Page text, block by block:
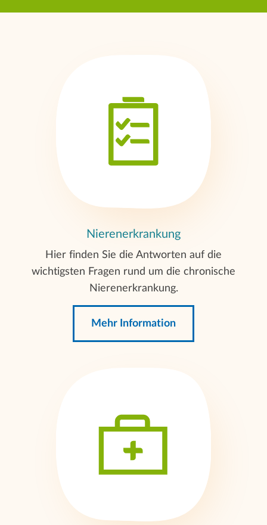
Nierenerkrankung
Hier finden Sie die Antworten auf die
wichtigsten Fragen rund um die chronische
Nierenerkrankung.
Mehr Information